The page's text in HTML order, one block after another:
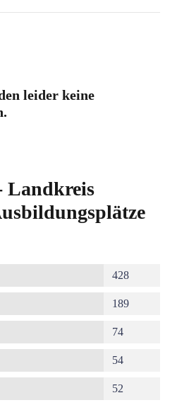
leider keine
Landkreis
428
189
74
54
52